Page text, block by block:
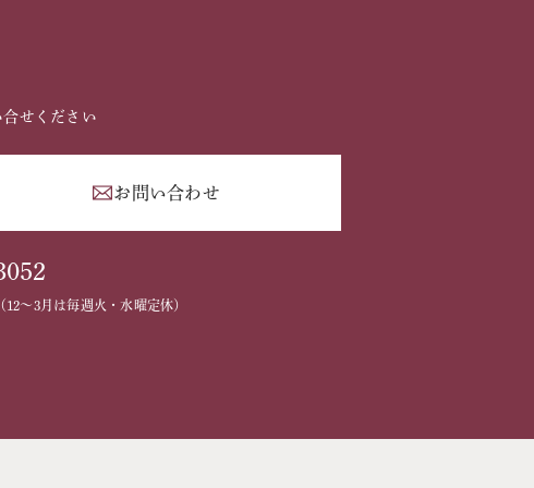
せください
お問い合わせ
～3月は毎週火・水曜定休）